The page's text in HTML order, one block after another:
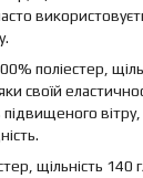
поліестер,
своїй
щільність 140